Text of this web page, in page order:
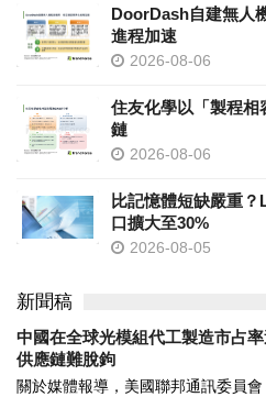
DoorDash自建無人
進程加速
2026-08-06
住友化學以「製程相
鏈
2026-08-06
比記憶體短缺嚴重
口擴大至30%
2026-08-05
新聞稿
中國在全球光模組代工製造市占
供應鏈難脫鉤
關於媒體報導，美國聯邦通訊委員